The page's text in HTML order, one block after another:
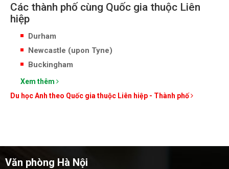
Các thành phố cùng Quốc gia thuộc Liên
hiệp
Durham
Newcastle (upon Tyne)
Buckingham
Xem thêm
Du học Anh theo Quốc gia thuộc Liên hiệp - Thành phố
Văn phòng Hà Nội